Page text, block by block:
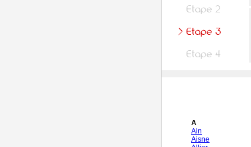
A
Ain
Aisne